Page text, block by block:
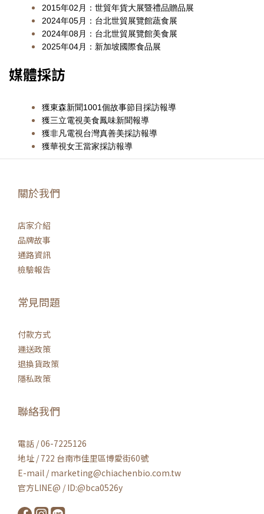
2015年02月：世貿年貨大展暨禮品贈品展
2024年05月：台北世貿展覽館蔬食展
2024年08月：台北世貿展覽館美食展
2025年04月：新加坡國際食品展
媒體採訪
獲東森新聞1001個故事節目採訪報導
獲三立電視美食鳳味新聞報導
獲非凡電視台灣真善美採訪報導
獲華視女王當家採訪報導
關於我們
店家介紹
品牌故事
通路資訊
檢驗報告
常見問題
付款方式
運送政策
退換貨政策
隱私政策
聯絡我們
電話 / 06-7225126
地址 / 722 台南市佳里區博愛街60號
E-mail / marketing@chiachenbio.com.tw
官方LINE@ / ID:@bca0526y